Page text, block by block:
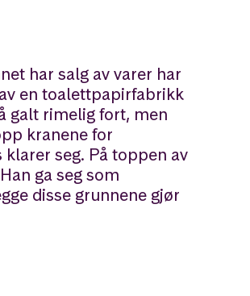
har salg av varer har
en toalettpapirfabrikk
galt rimelig fort, men
kranene for
seg. På toppen av
ga seg som
disse grunnene gjør